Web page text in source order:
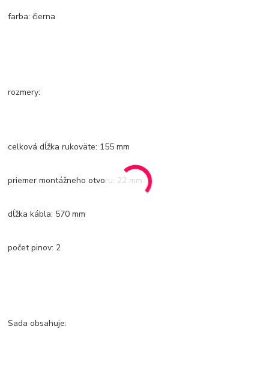
farba: čierna
rozmery:
celková dĺžka rukoväte: 155 mm
priemer montážneho otvoru: 22 mm
dĺžka kábla: 570 mm
počet pinov: 2
Sada obsahuje: